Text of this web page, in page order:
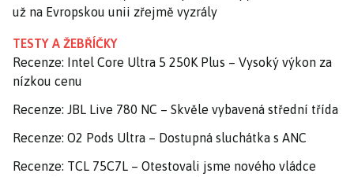
už na Evropskou unii zřejmě vyzrály
TESTY A ŽEBŘÍČKY
Recenze: Intel Core Ultra 5 250K Plus – Vysoký výkon za
nízkou cenu
Recenze: JBL Live 780 NC – Skvěle vybavená střední třída
Recenze: O2 Pods Ultra – Dostupná sluchátka s ANC
Recenze: TCL 75C7L – Otestovali jsme nového vládce